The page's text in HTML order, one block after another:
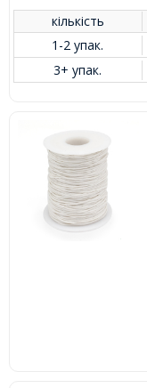
кількість
1-2 упак.
3+ упак.